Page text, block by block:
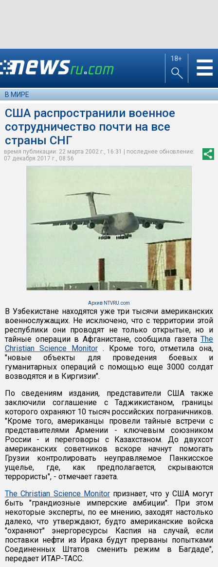
18+ ☰
В МИРЕ
США распространили военное
сотрудничество почти на все
страны СНГ
время публикации: 22 марта 2002 г., 16:31 | последнее обновление:
07 декабря 2017 г., 08:56
Архив NTVRU.com
В Узбекистане находятся уже три тысячи американских
военнослужащих. Не исключено, что с территории этой
республики они проводят не только открытые, но и
тайные операции в Афганистане, сообщила газета The
Christian Science Monitor . Кроме того, отметила она,
"новые объекты для проведения боевых и
гуманитарных операций с помощью еще 3000 солдат
возводятся и в Киргизии".
По сведениям издания, представители США также
заключили соглашение с Таджикистаном, границы
которого охраняют 10 тысяч российских пограничников.
"Кроме того, американцы провели тайные встречи с
представителями Армении - ключевым союзником
России - и переговоры с Казахстаном. До двухсот
американских советников вскоре начнут помогать
Грузии контролировать неуправляемое Панкисское
ущелье, где, как предполагается, скрываются
террористы", - отмечает газета.
The Christian Science Monitorпризнает, что у США могут
быть "грандиозные имперские амбиции". При этом
некоторые эксперты, по ее мнению, заходят настолько
далеко, что утверждают, будто американские войска
"охраняют" энергоресурсы Каспия на случай, если
поставки нефти из Ирака будут прерваны попытками
Соединенных Штатов сменить режим в Багдаде",
передает ИТАР-ТАСС.